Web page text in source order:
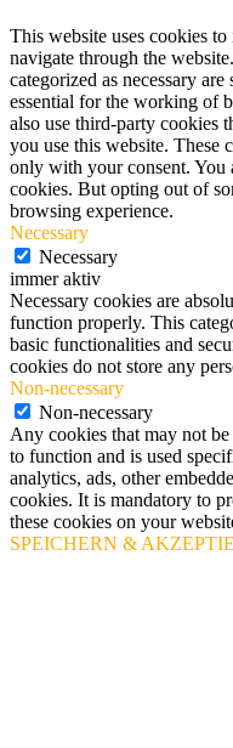
This website uses cookies
navigate through the
categorized as necessary
essential for the working of
also use third-party cookies
you use this website. These
only with your consent. You
cookies. But opting out of
browsing experience.
Necessary
Necessary
immer aktiv
Necessary cookies are
function properly. This
basic functionalities and
cookies do not store any
Non-necessary
Non-necessary
Any cookies that may not
to function and is used
analytics, ads, other
cookies. It is mandatory to
these cookies on your
SPEICHERN &